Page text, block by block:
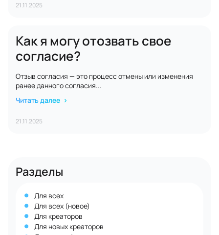
21.11.2025
Как я могу отозвать свое
согласие?
Отзыв согласия — это процесс отмены или изменения
ранее данного согласия...
Читать далее
21.11.2025
Разделы
Для всех
Для всех (новое)
Для креаторов
Для новых креаторов